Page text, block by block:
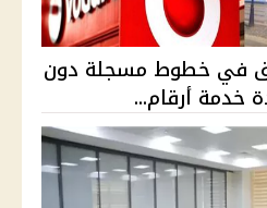
في خطوط مسجلة دون
خدمة أرقام...